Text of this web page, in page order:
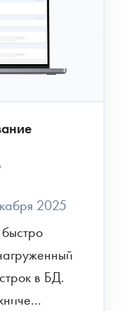
2025
в БД.